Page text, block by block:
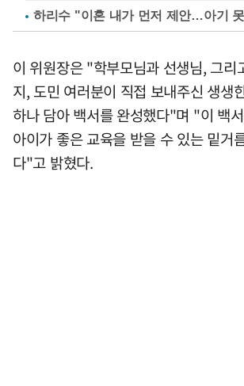
하리수 "이혼 내가 먼저 제안…아기
이 위원장은 "학부모님과 선생님, 그리
지, 도민 여러분이 직접 보내주신 생생
하나 담아 백서를 완성했다"며 "이 백
아이가 좋은 교육을 받을 수 있는 밑거
다"고 밝혔다.